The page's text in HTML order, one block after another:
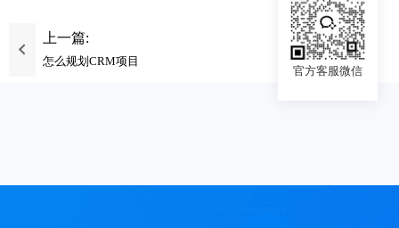
上一篇:
怎么规划CRM项目
官方客服微信